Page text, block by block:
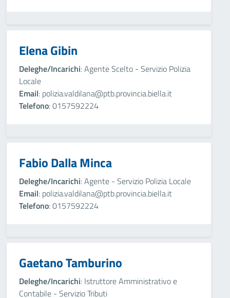
Elena Gibin
Deleghe/Incarichi: Agente Scelto - Servizio Polizia
Locale
Email: polizia.valdilana@ptb.provincia.biella.it
Telefono: 0157592224
Fabio Dalla Minca
Deleghe/Incarichi: Agente - Servizio Polizia Locale
Email: polizia.valdilana@ptb.provincia.biella.it
Telefono: 0157592224
Gaetano Tamburino
Deleghe/Incarichi: Istruttore Amministrativo e
Contabile - Servizio Tributi